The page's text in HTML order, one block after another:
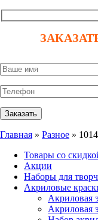
Главная » Разное »
Товары со
Акции
Наборы для
Акриловые
Акриловая
Акриловая